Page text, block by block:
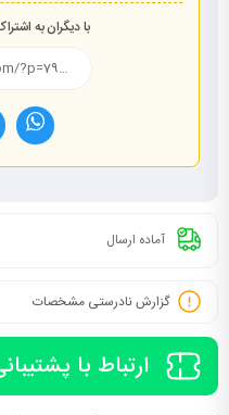
با دیگران به
آماده ارسال
گزارش نادرستی مشخصات
ارتباط با